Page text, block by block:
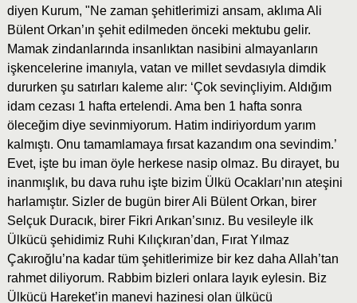
diyen Kurum, "Ne zaman şehitlerimizi ansam, aklıma Ali
Bülent Orkan’ın şehit edilmeden önceki mektubu gelir.
Mamak zindanlarında insanlıktan nasibini almayanların
işkencelerine imanıyla, vatan ve millet sevdasıyla dimdik
dururken şu satırları kaleme alır: ‘Çok sevinçliyim. Aldığım
idam cezası 1 hafta ertelendi. Ama ben 1 hafta sonra
öleceğim diye sevinmiyorum. Hatim indiriyordum yarım
kalmıştı. Onu tamamlamaya fırsat kazandım ona sevindim.’
Evet, işte bu iman öyle herkese nasip olmaz. Bu dirayet, bu
inanmışlık, bu dava ruhu işte bizim Ülkü Ocakları’nın ateşini
harlamıştır. Sizler de bugün birer Ali Bülent Orkan, birer
Selçuk Duracık, birer Fikri Arıkan’sınız. Bu vesileyle ilk
Ülkücü şehidimiz Ruhi Kılıçkıran’dan, Fırat Yılmaz
Çakıroğlu’na kadar tüm şehitlerimize bir kez daha Allah’tan
rahmet diliyorum. Rabbim bizleri onlara layık eylesin. Biz
Ülkücü Hareket’in manevi hazinesi olan ülkücü